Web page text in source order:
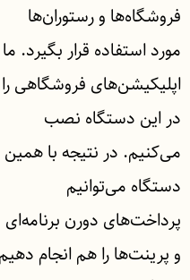
فروشگاه‌ها و رستوران‌ها
مورد استفاده قرار بگیرد. ما
اپلیکیشن‌های فروشگاهی را
در این دستگاه نصب
می‌کنیم. در نتیجه با همین
دستگاه می‌توانیم
پرداخت‌های دورن برنامه‌ای
و پرینت‌ها را هم انجام دهیم